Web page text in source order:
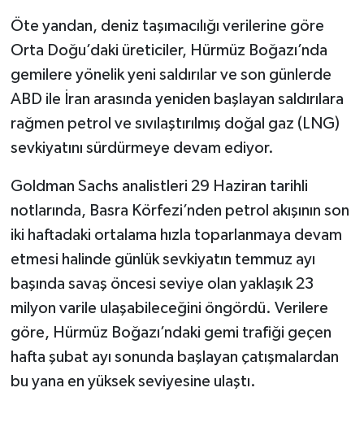
Öte yandan, deniz taşımacılığı verilerine göre
Orta Doğu’daki üreticiler, Hürmüz Boğazı’nda
gemilere yönelik yeni saldırılar ve son günlerde
ABD ile İran arasında yeniden başlayan saldırılara
rağmen petrol ve sıvılaştırılmış doğal gaz (LNG)
sevkiyatını sürdürmeye devam ediyor.
Goldman Sachs analistleri 29 Haziran tarihli
notlarında, Basra Körfezi’nden petrol akışının son
iki haftadaki ortalama hızla toparlanmaya devam
etmesi halinde günlük sevkiyatın temmuz ayı
başında savaş öncesi seviye olan yaklaşık 23
milyon varile ulaşabileceğini öngördü. Verilere
göre, Hürmüz Boğazı’ndaki gemi trafiği geçen
hafta şubat ayı sonunda başlayan çatışmalardan
bu yana en yüksek seviyesine ulaştı.